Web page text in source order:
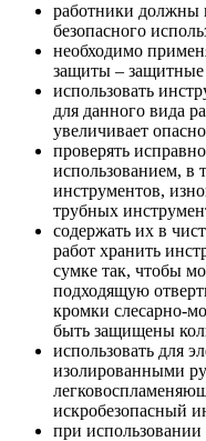
работники должны
безопасного
необходимо
защиты – защитные
использовать
для данного вида
увеличивает
проверять
использованием, в
инструментов,
трубных
содержать их в
работ хранить
сумке так, чтобы
подходящую
кромки слесарно-
быть защищены
использовать для
изолированными
искробезопасный
при использовании